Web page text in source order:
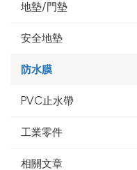
地墊/門墊
安全地墊
防水膜
PVC止水帶
工業零件
相關文章